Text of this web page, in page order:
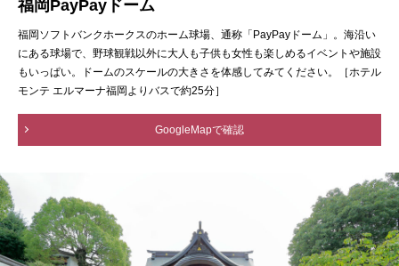
福岡PayPayドーム
福岡ソフトバンクホークスのホーム球場、通称「PayPayドーム」。海沿い
にある球場で、野球観戦以外に大人も子供も女性も楽しめるイベントや施設
もいっぱい。ドームのスケールの大きさを体感してみてください。［ホテル
モンテ エルマーナ福岡よりバスで約25分］
GoogleMapで確認